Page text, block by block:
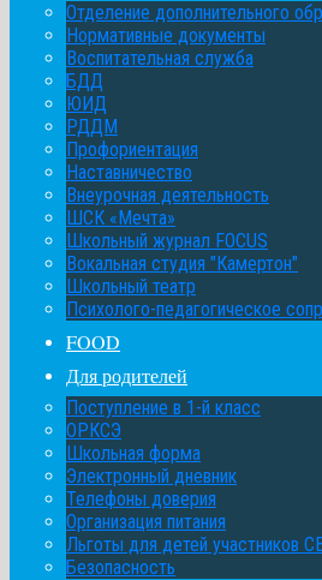
Отделение дополнительного
Нормативные документы
Воспитательная служба
БДД
ЮИД
РДДМ
Профориентация
Наставничество
Внеурочная деятельность
ШСК «Мечта»
Школьный журнал FOCUS
Вокальная студия "Камертон"
Школьный театр
Психолого-педагогическое
FOOD
Для родителей
Поступление в 1-й класс
ОРКСЭ
Школьная форма
Электронный дневник
Телефоны доверия
Организация питания
Льготы для детей участников
Безопасность